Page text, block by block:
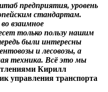
предприятия, уровень
стандартам.
взаимное
только пользу нашим
были интересны
и лесовозы, а
техника. Всё это мы
Кирилл
управления транспорта